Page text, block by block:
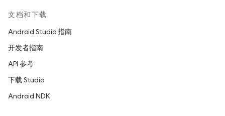
文档和下载
Android Studio 指南
开发者指南
API 参考
下载 Studio
Android NDK